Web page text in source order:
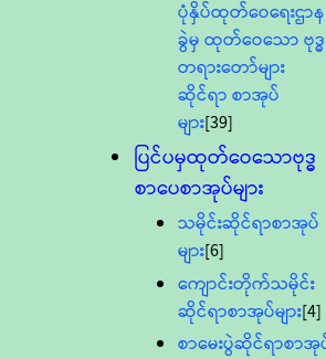
ပုံနှိပ်ထုတ်ဝေရေးဌာန
ခွဲမှ ထုတ်ဝေသော ဗုဒ္ဓ
တရားတော်များ
ဆိုင်ရာ စာအုပ်
များ[39]
ပြင်ပမှထုတ်ဝေသောဗုဒ္ဓ
စာပေစာအုပ်များ
သမိုင်းဆိုင်ရာစာအုပ်
များ[6]
ကျောင်းတိုက်သမိုင်း
ဆိုင်ရာစာအုပ်များ[4]
စာမေးပွဲဆိုင်ရာစာအု